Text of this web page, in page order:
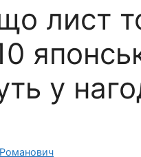
лист
у
Романович